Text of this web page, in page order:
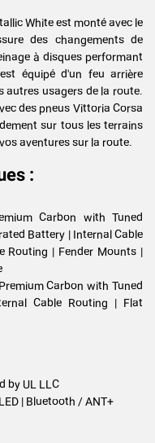
White est monté avec le
des changements de
à disques performant
équipé d'un feu arrière
autres usagers de la route.
des pneus Vittoria Corsa
sur tous les terrains
aventures sur la route.
:
Carbon with Tuned
Battery | Internal Cable
Routing | Fender Mounts |
Carbon with Tuned
Cable Routing | Flat
by UL LLC
| Bluetooth / ANT+